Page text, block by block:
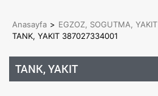
Anasayfa > EGZOZ, SOGUTMA, YAKIT
TANK, YAKIT 387027334001
TANK, YAKIT